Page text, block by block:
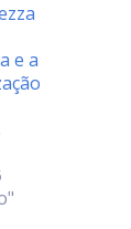
e a